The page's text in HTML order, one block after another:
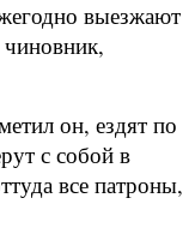
выезжают
он, ездят по
с собой в
все патроны,